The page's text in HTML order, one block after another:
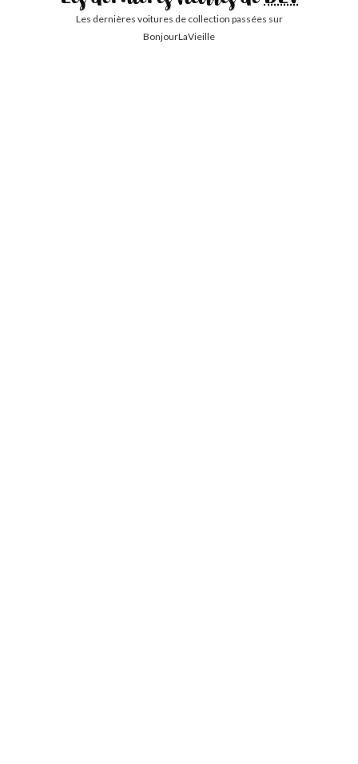
Les dernières voitures de collection passées sur
BonjourLaVieille